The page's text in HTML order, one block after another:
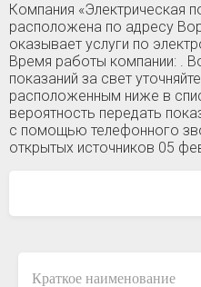
Компания «Электрическая
расположена по адресу
оказывает услуги по
Время работы компании: .
показаний за свет
расположенным ниже в
вероятность передать
с помощью телефонного
открытых источников 05
Краткое наименование